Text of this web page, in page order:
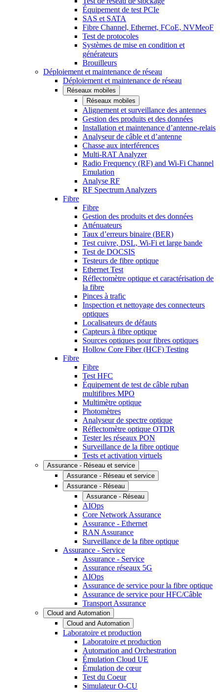
Équipement de test PCIe
SAS et SATA
Fibre Channel, Ethernet, FCoE, NVMeoF
Test de protocoles
Systèmes de mise en condition et
générateurs
Brouilleurs
Déploiement et maintenance de réseau
Déploiement et maintenance de réseau
Réseaux mobiles
Réseaux mobiles
Alignement et surveillance des antennes
Gestion des produits et des données
Installation et maintenance d’antenne-relais
Analyseur de câble et d’antenne
Chasse aux interférences
Multi-RAT Analyzer
Radio Frequency (RF) and Wi-Fi Channel
Emulation
Analyse RF
RF Spectrum Analyzers
Fibre
Fibre
Gestion des produits et des données
Atténuateurs
Taux d’erreurs binaire (BER)
Test cuivre, DSL, Wi-Fi et large bande
Test de DOCSIS
Testeurs de fibre optique
Ethernet Test
Réflectomètre optique et caractérisation de
la fibre
Pinces à trafic
Inspection et nettoyage des connecteurs
optiques
Localisateurs de défauts
Capteurs à fibre optique
Sources optiques pour fibres optiques
Hollow Core Fiber (HCF) Testing
Fibre
Fibre
Test HFC
Équipement de test de câble ruban
multifibres MPO
Multimètre optique
Photomètres
Analyseur de spectre optique
Réflectomètre optique OTDR
Tester les réseaux PON
Surveillance de la fibre optique
Tests et activation virtuels
Assurance - Réseau et service
Assurance - Réseau et service
Assurance - Réseau
Assurance - Réseau
AIOps
Core Network Assurance
Assurance - Ethernet
RAN Assurance
Surveillance de la fibre optique
Assurance - Service
Assurance - Service
Assurance réseaux 5G
AIOps
Assurance de service pour la fibre optique
Assurance de service pour HFC/Câble
Transport Assurance
Cloud and Automation
Cloud and Automation
Laboratoire et production
Laboratoire et production
Automation and Orchestration
Émulation Cloud UE
Émulation de cœur
Test du Coeur
Simulateur O-CU